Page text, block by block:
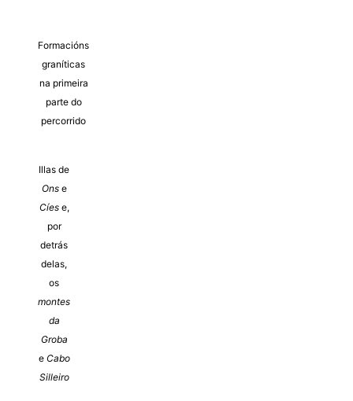
Formacións
graníticas
na primeira
parte do
percorrido
Illas de
Onse
Cíese,
por
detrás
delas,
os
montes
da
Groba
e Cabo
Silleiro